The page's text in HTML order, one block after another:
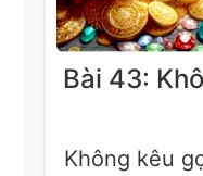
Bài 43:
Không kêu